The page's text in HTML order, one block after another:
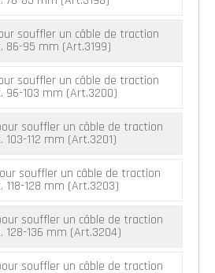
souffler un câble de traction
86-95 mm (Art.3199)
souffler un câble de traction
103 mm (Art.3200)
souffler un câble de traction
112 mm (Art.3201)
souffler un câble de traction
128 mm (Art.3203)
souffler un câble de traction
136 mm (Art.3204)
souffler un câble de traction